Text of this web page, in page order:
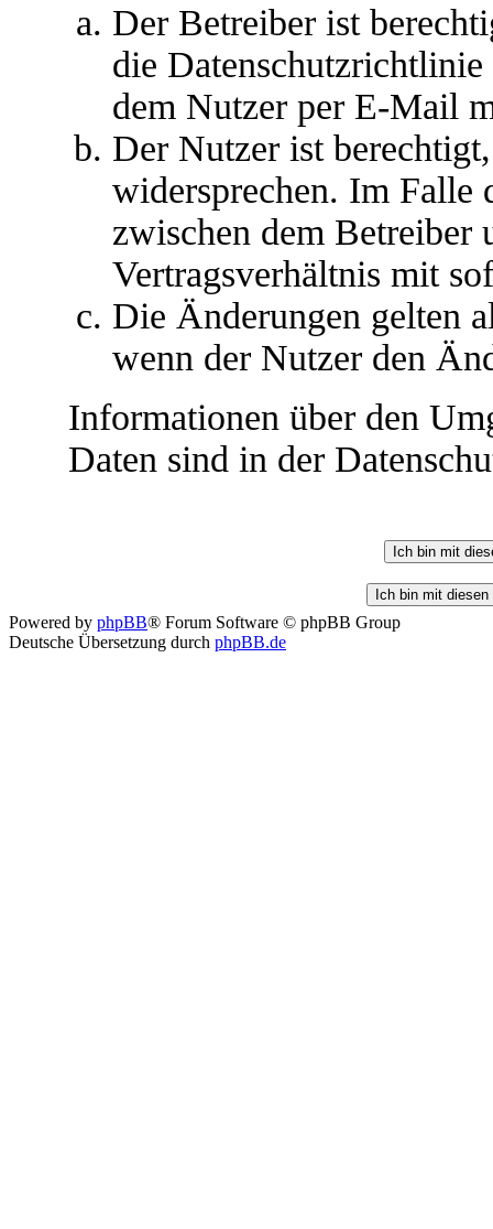
Der Betreiber ist
die
dem Nutzer per E-Mail
Der Nutzer ist
widersprechen. Im Falle
zwischen dem Betreiber
Vertragsverhältnis mit
Die Änderungen gelten
wenn der Nutzer den
Informationen über den
Daten sind in der
Powered by phpBB® Forum Software © phpBB Group
Deutsche Übersetzung durch phpBB.de